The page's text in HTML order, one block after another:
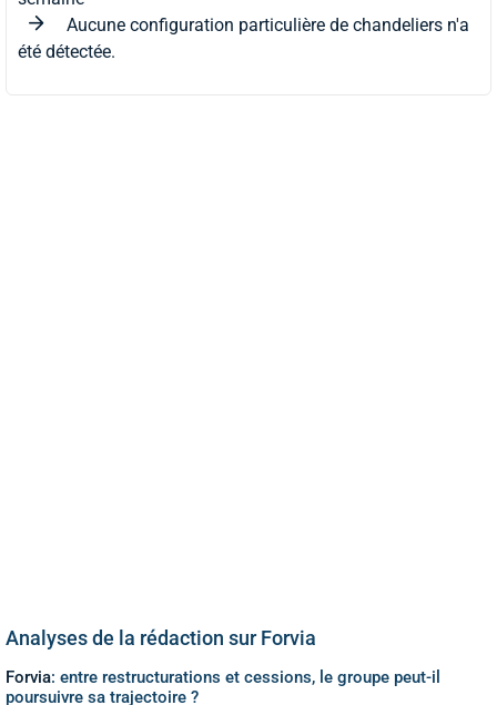
Aucune configuration particulière de chandeliers n'a
été détectée.
Analyses de la rédaction sur Forvia
Forvia: entre restructurations et cessions, le groupe peut-il
poursuivre sa trajectoire ?